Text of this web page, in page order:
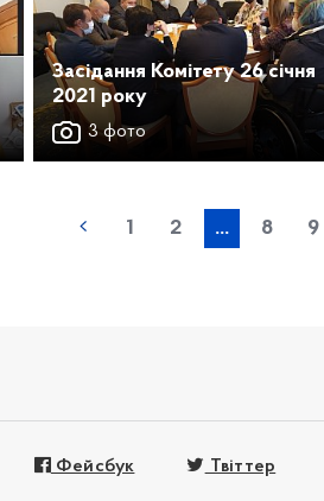
Засідання Комітету 26 січня
2021 року
3 фото
1 2 ... 8 9
наступна »
Фейсбук Твіттер